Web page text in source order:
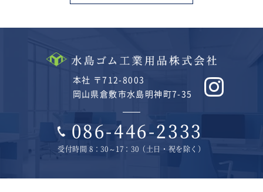
本社 〒712-8003
岡山県倉敷市水島明神町7-35
086-446-2333
受付時間 8：30～17：30（土日・祝を除く）